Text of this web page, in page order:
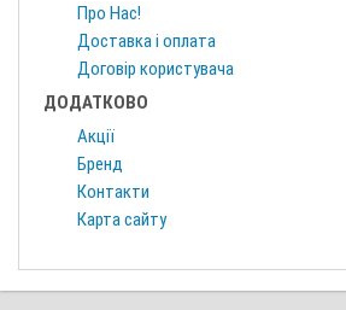
Про Нас!
Доставка і оплата
Договір користувача
ДОДАТКОВО
Акції
Бренд
Контакти
Карта сайту